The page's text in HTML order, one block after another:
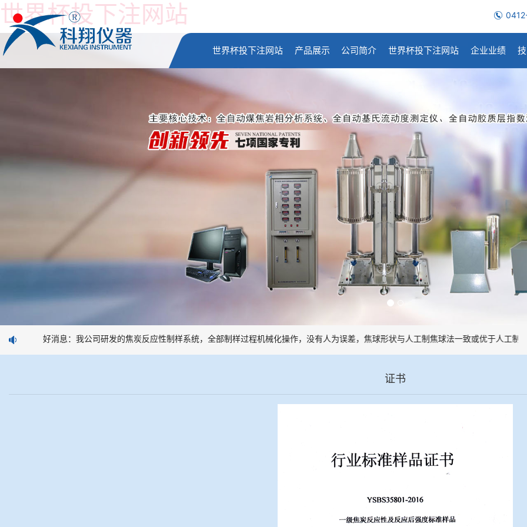
世界杯投下注网站
世界杯投下注网站 产品展示 公司简介 世界杯投下注网站 企业业绩
好消息：我公司研发的焦炭反应性制样系统，全部制样过程机械化操作，没有人为误差，焦球形状与人工制焦球法一致或优于人工制焦
证书